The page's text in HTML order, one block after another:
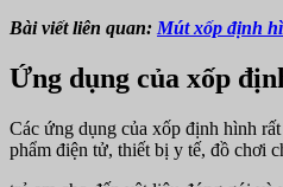
Bài viết liên quan: Mút xốp định
Ứng dụng của xốp
Các ứng dụng của xốp định hình
phẩm điện tử, thiết bị y tế, đồ chơi